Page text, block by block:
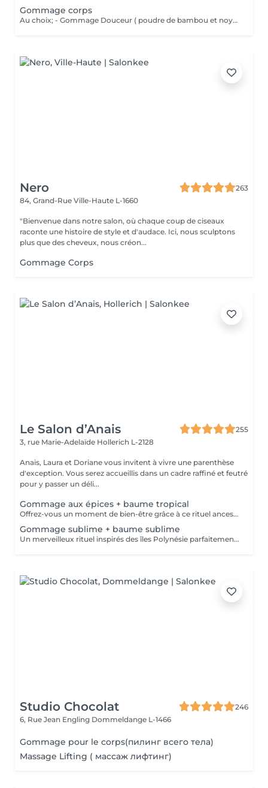
Gommage corps
Au choix; - Gommage Douceur ( poudre de bambou et noyaux d'abricot ; grade 1 / doux ) - Gommage Gourmand ( nourrissant aux 2 sucres : grade 2 / médium ) - Gommage Marin (réminéralisant au sel marin et aux algues ; grade 3 / Fort )
Nero
263
84, Grand-Rue Ville-Haute L-1660
"Bienvenue dans notre salon, où chaque coup de ciseaux
raconte une histoire de style et d'audace. Ici, nous sculptons
plus que des cheveux, nous créon...
Gommage Corps
Le Salon d’Anais
255
3, rue Marie-Adelaïde Hollerich L-2128
Anais, Laura et Doriane vous invitent à vivre une parenthèse
d'exception. Vous serez accueillis dans un cadre raffiné et feutré
pour y passer un déli...
Gommage aux épices + baume tropical
Offrez-vous un moment de bien-être grâce à ce rituel ancestral inspiré des recettes de beauté et soins de l'île de Java. Laissez-vous transporter par les délicates senteurs de ce soin énergisant à base d'épices et de sels de mer, et retrouvez une douce et satiné.
Gommage sublime + baume sublime
Un merveilleux rituel inspirés des îles Polynésie parfaitement adapté aux peaux même les plus sensibles. Cette préparation traditionnelle de Monoï, à base de fleurs de Tiaré macérées, de sucre, de poudre de noix de coco et de fruits de Noni, régénère la peau et éveille l'esprit.
Studio Chocolat
246
6, Rue Jean Engling Dommeldange L-1466
Gommage pour le corps(пилинг всего тела)
Massage Lifting ( массаж лифтинг)